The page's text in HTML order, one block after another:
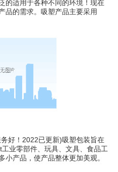
的适用于各种不同的环境！现在
品的需求。吸塑产品主要采用
好！2022已更新)吸塑包装旨在
业零部件、玩具、文具、食品工
产品，使产品整体更加美观。